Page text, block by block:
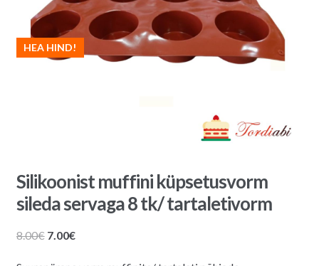
HEA HIND!
Silikoonist muffini küpsetusvorm
sileda servaga 8 tk/ tartaletivorm
8.00€ Algne
7.00€Praegune